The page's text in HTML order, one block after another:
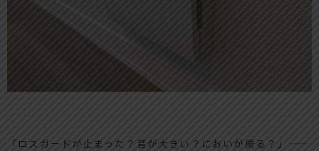
「ロスガードが止まった？音が大きい？においが戻る？」——